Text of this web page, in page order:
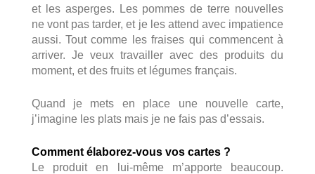
et les asperges. Les pommes de terre nouvelles
ne vont pas tarder, et je les attend avec impatience
aussi. Tout comme les fraises qui commencent à
arriver. Je veux travailler avec des produits du
moment, et des fruits et légumes français.
Quand je mets en place une nouvelle carte,
j’imagine les plats mais je ne fais pas d’essais.
Comment élaborez-vous vos cartes ?
Le produit en lui-même m’apporte beaucoup.